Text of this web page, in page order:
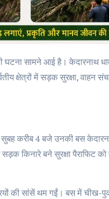
घटना सामने आई है। केदारनाथ
क्षेत्रों में सड़क सुरक्षा, वाहन
करीब 4 बजे उनकी बस
किनारे बने सुरक्षा पैराफिट को
की सांसें थम गईं। बस में चीख-